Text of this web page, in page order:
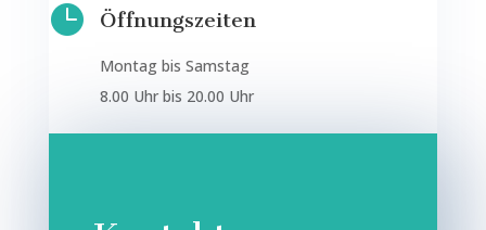
 Öffnungszeiten
Montag bis Samstag
8.00 Uhr bis 20.00 Uhr